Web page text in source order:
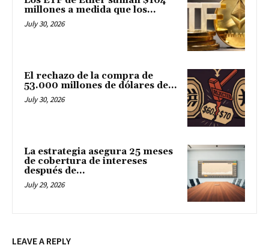
millones a medida que los...
July 30, 2026
El rechazo de la compra de
53.000 millones de dólares de...
July 30, 2026
La estrategia asegura 25 meses
de cobertura de intereses
después de...
July 29, 2026
LEAVE A REPLY